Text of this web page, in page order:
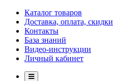
Каталог товаров
Доставка, оплата, скидки
Контакты
База знаний
Видео-инструкции
Личный кабинет